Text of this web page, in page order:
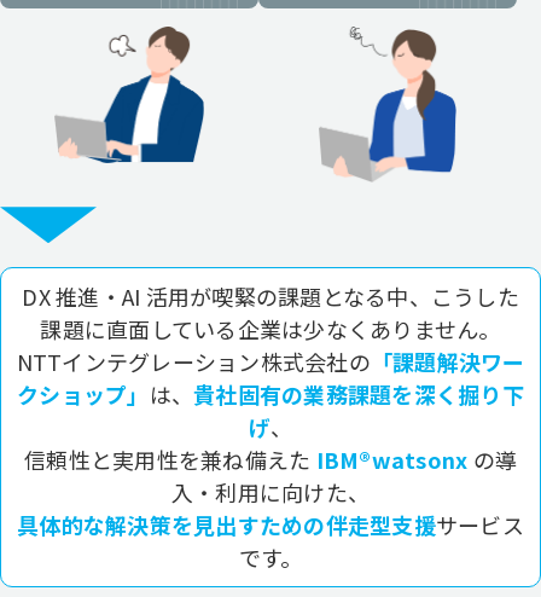
DX 推進・AI 活用が喫緊の課題となる中、こうした
課題に直面している企業は少なくありません。
NTTインテグレーション株式会社の 「課題解決ワー
クショップ」 は、貴社固有の業務課題を深く掘り下
げ、
信頼性と実用性を兼ね備えた IBM®watsonx の導
入・利用に向けた、
具体的な解決策を見出すための伴走型支援サービス
です。